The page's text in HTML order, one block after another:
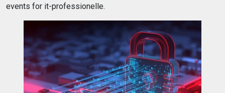
events for it-professionelle.